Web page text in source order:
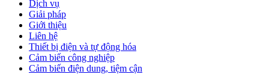
Dịch vụ
Giải pháp
Giới thiệu
Liên hệ
Thiết bị điện và tự động hóa
Cảm biến công nghiệp
Cảm biến điện dung, tiệm cận